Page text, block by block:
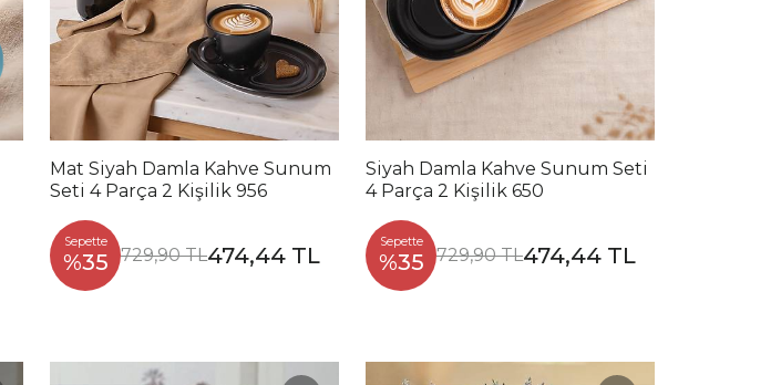
Mat Siyah Damla Kahve Sunum
Seti 4 Parça 2 Kişilik 956
Sepette
%35 729,90 TL474,44 TL
Siyah Damla Kahve Sunum Seti
4 Parça 2 Kişilik 650
Sepette
%35 729,90 TL474,44 TL